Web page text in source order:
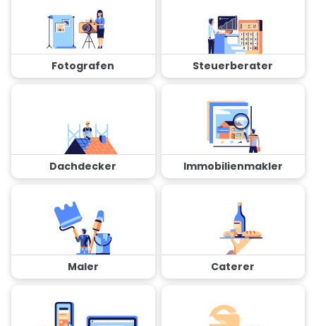
Fotografen Steuerberater
Dachdecker Immobilienmakler
Maler Caterer